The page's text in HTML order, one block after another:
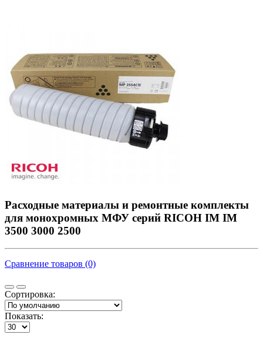
Расходные материалы и ремонтные комплекты
для монохромных МФУ серий RICOH IM IM
3500 3000 2500
Сравнение товаров (0)
Сортировка:
Показать: